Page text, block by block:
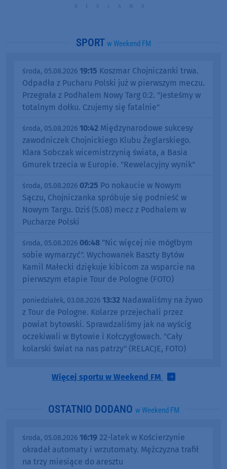
SPORT w Weekend FM
środa, 05.08.2026 19:15 Koszmar Chojniczanki trwa.
Odpadła z Pucharu Polski już w pierwszym meczu.
Przegrała z Podhalem Nowy Targ 0:2. "Jesteśmy w
totalnym dołku. Czujemy się fatalnie"
środa, 05.08.2026 10:42 Międzynarodowe sukcesy
zawodniczek Chojnickiego Klubu Żeglarskiego.
Klara Sobczak wicemistrzynią świata, a Basia
Gmurek trzecia w Europie. "Rewelacyjny wynik"
środa, 05.08.2026 07:25 Po nokaucie w Nowym
Sączu, Chojniczanka spróbuje się podnieść w
Nowym Targu. Dziś (5.08) mecz z Podhalem w
Pucharze Polski
środa, 05.08.2026 06:48 "Nic więcej nie mógłbym
sobie wymarzyć". Wychowanek Baszty Bytów
Kamil Małecki dziękuje kibicom za wsparcie na
pierwszym etapie Tour de Pologne (FOTO)
poniedziałek, 03.08.2026 13:32 Nadawaliśmy na żywo
z Tour de Pologne. Kolarze przejechali przez
powiat bytowski. Sprawdzaliśmy jak na wyścig
oczekiwali w Bytowie i Kołczygłowach. "Cały
kolarski świat na nas patrzy" (RELACJE, FOTO)
Więcej sportu w Weekend FM
OSTATNIO DODANO w Weekend FM
środa, 05.08.2026 16:19 22-latek w Kościerzynie
okradał automaty i wrzutomaty. Mężczyzna trafił
na trzy miesiące do aresztu